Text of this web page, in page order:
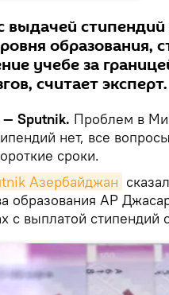
выдачей
образования,
учебе за
считает эксперт.
— Sputnik. Проблем в
нет, все
сроки.
Азербайджан
образования АР
с выплатой стипендий